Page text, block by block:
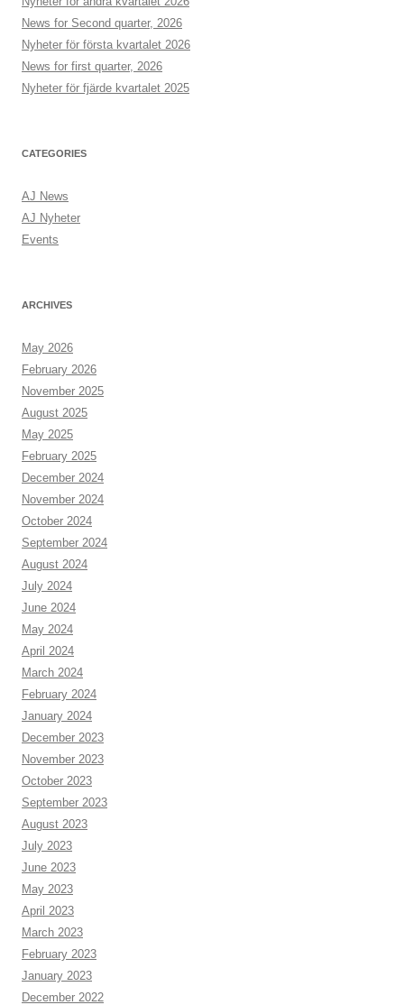
News for Second quarter, 2026
Nyheter för första kvartalet 2026
News for first quarter, 2026
Nyheter för fjärde kvartalet 2025
CATEGORIES
AJ News
AJ Nyheter
Events
ARCHIVES
May 2026
February 2026
November 2025
August 2025
May 2025
February 2025
December 2024
November 2024
October 2024
September 2024
August 2024
July 2024
June 2024
May 2024
April 2024
March 2024
February 2024
January 2024
December 2023
November 2023
October 2023
September 2023
August 2023
July 2023
June 2023
May 2023
April 2023
March 2023
February 2023
January 2023
December 2022